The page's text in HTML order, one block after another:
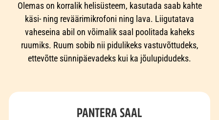
Olemas on korralik helisüsteem, kasutada saab kahte
käsi- ning reväärimikrofoni ning lava. Liigutatava
vaheseina abil on võimalik saal poolitada kaheks
ruumiks. Ruum sobib nii pidulikeks vastuvõttudeks,
ettevõtte sünnipäevadeks kui ka jõulupidudeks.
PANTERA SAAL